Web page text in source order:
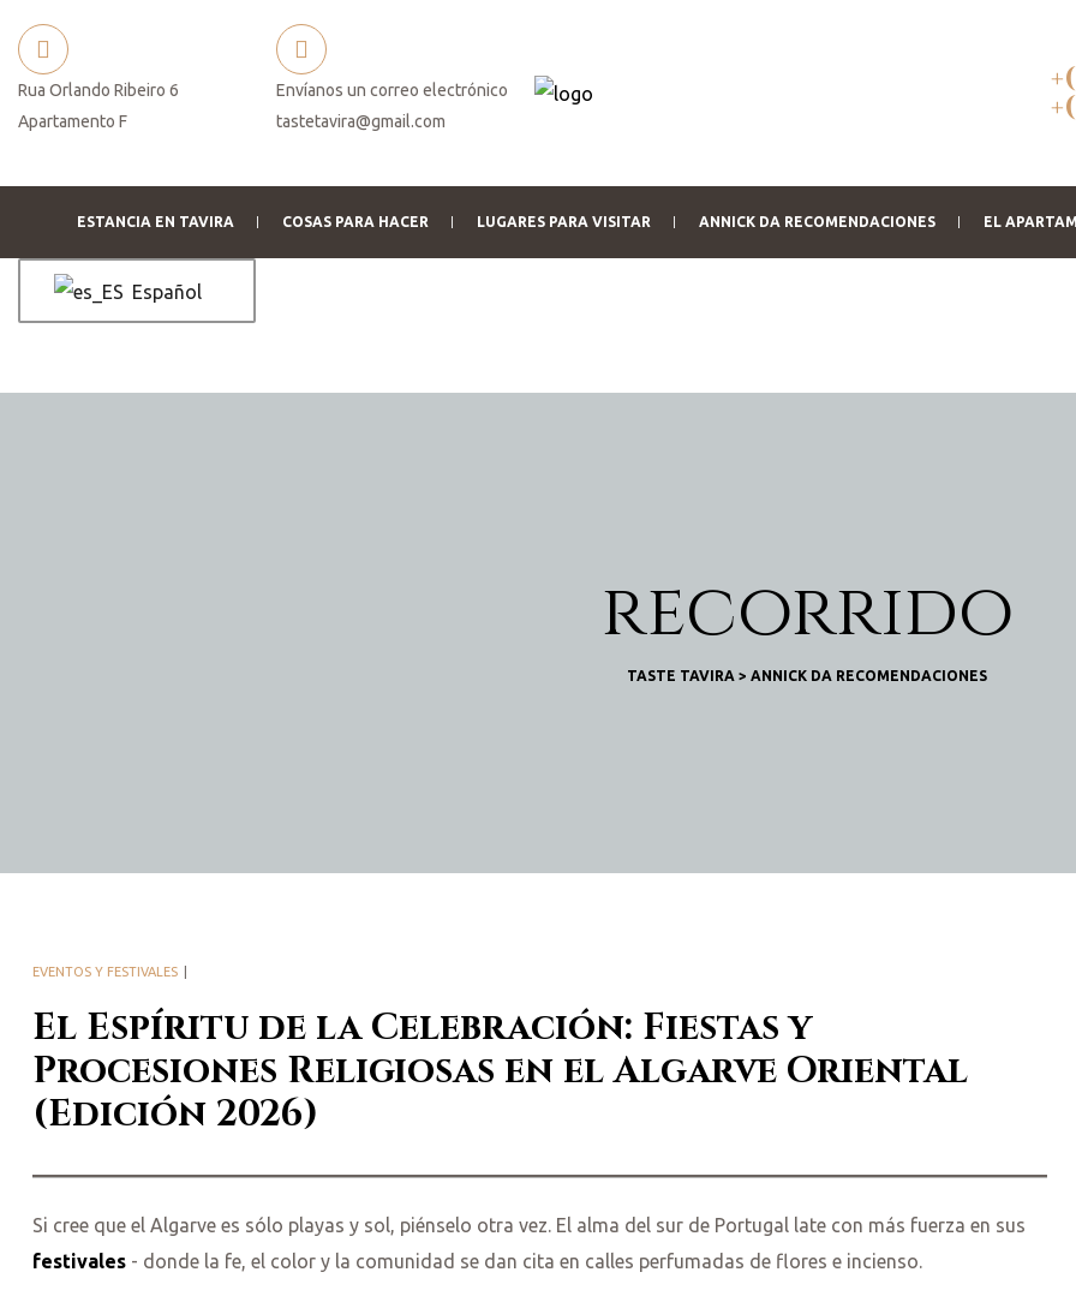
Rua Orlando Ribeiro 6
Apartamento F
Envíanos un correo electrónico
tastetavira@gmail.com
ESTANCIA EN TAVIRA COSAS PARA HACER LUGARES PARA VISITAR ANNICK DA RECOMENDACIONES EL
Español
recorrido
TASTE TAVIRA > ANNICK DA RECOMENDACIONES
El Espíritu de la Celebración: Fiestas y
Procesiones Religiosas en el Algarve Oriental
(Edición 2026)
EVENTOS Y FESTIVALES
Si cree que el Algarve es sólo playas y sol, piénselo otra vez. El alma del sur de Portugal late con más fuerza en sus
festivales - donde la fe, el color y la comunidad se dan cita en calles perfumadas de flores e incienso.